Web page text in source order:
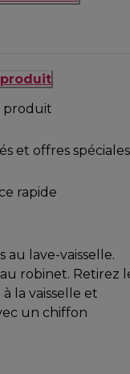
produit
et offres spéciales
rapide
au lave-vaisselle.
robinet. Retirez
la vaisselle et
un chiffon